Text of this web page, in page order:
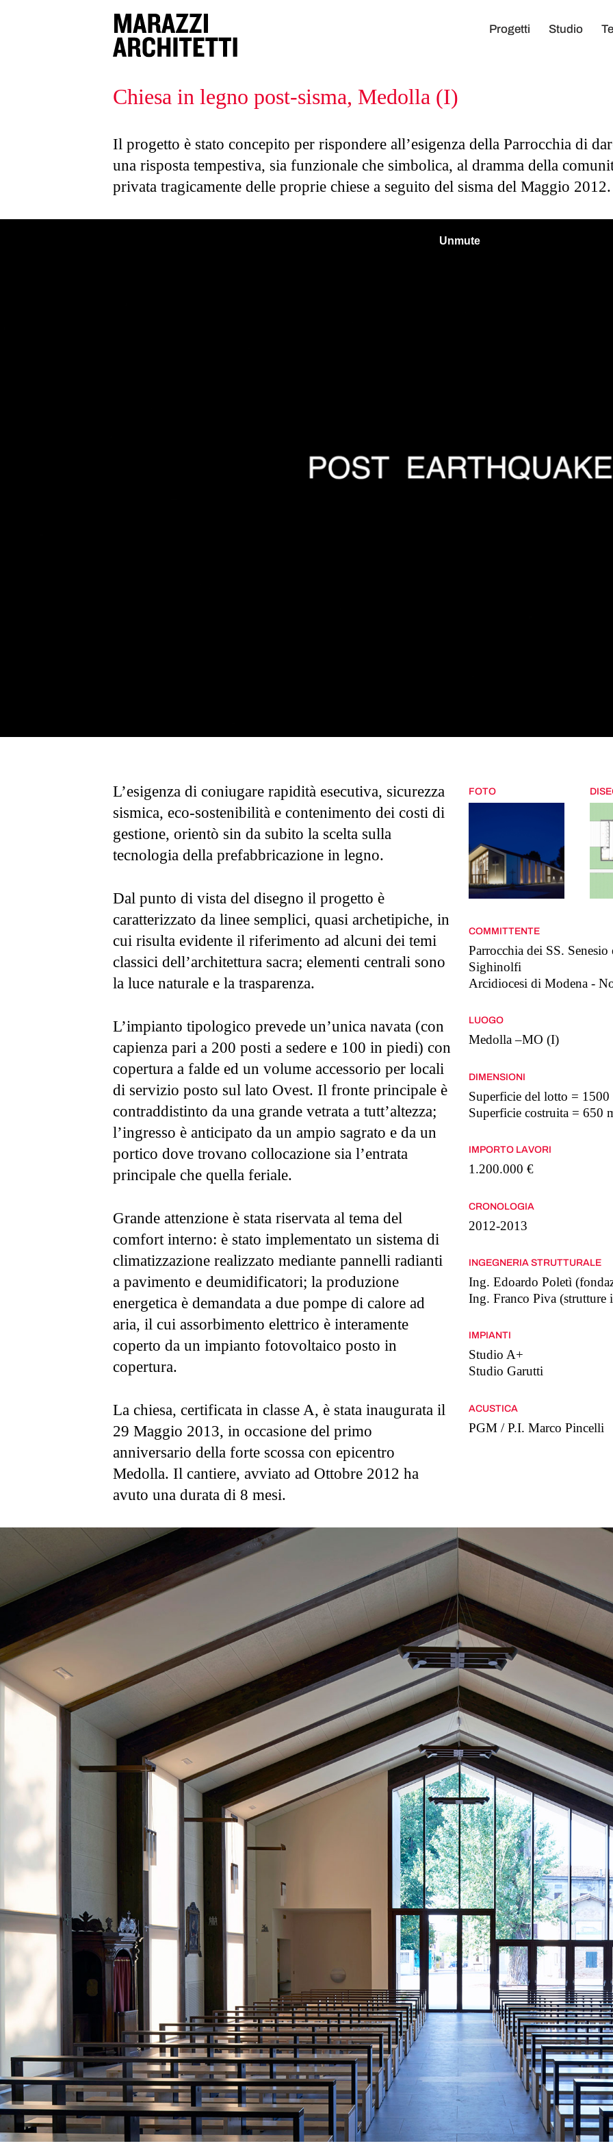
Progetti Studio
Chiesa in legno post-sisma, Medolla (I)
Il progetto è stato concepito per rispondere all’esigenza della Parrocchia di
una risposta tempestiva, sia funzionale che simbolica, al dramma della
privata tragicamente delle proprie chiese a seguito del sisma del Maggio 2012.
L’esigenza di coniugare rapidità esecutiva, sicurezza
sismica, eco-sostenibilità e contenimento dei costi di
gestione, orientò sin da subito la scelta sulla
tecnologia della prefabbricazione in legno.
Dal punto di vista del disegno il progetto è
caratterizzato da linee semplici, quasi archetipiche, in
cui risulta evidente il riferimento ad alcuni dei temi
classici dell’architettura sacra; elementi centrali sono
la luce naturale e la trasparenza.
L’impianto tipologico prevede un’unica navata (con
capienza pari a 200 posti a sedere e 100 in piedi) con
copertura a falde ed un volume accessorio per locali
di servizio posto sul lato Ovest. Il fronte principale è
contraddistinto da una grande vetrata a tutt’altezza;
l’ingresso è anticipato da un ampio sagrato e da un
portico dove trovano collocazione sia l’entrata
principale che quella feriale.
Grande attenzione è stata riservata al tema del
comfort interno: è stato implementato un sistema di
climatizzazione realizzato mediante pannelli radianti
a pavimento e deumidificatori; la produzione
energetica è demandata a due pompe di calore ad
aria, il cui assorbimento elettrico è interamente
coperto da un impianto fotovoltaico posto in
copertura.
La chiesa, certificata in classe A, è stata inaugurata il
29 Maggio 2013, in occasione del primo
anniversario della forte scossa con epicentro
Medolla. Il cantiere, avviato ad Ottobre 2012 ha
avuto una durata di 8 mesi.
FOTO
COMMITTENTE
Parrocchia dei SS.
Sighinolfi
Arcidiocesi di Modena -
LUOGO
Medolla –MO (I)
DIMENSIONI
Superficie del lotto = 1500
Superficie costruita = 650
IMPORTO LAVORI
1.200.000 €
CRONOLOGIA
2012-2013
INGEGNERIA STRUTTURALE
Ing. Edoardo Poletì
Ing. Franco Piva (strutture
IMPIANTI
Studio A+
Studio Garutti
ACUSTICA
PGM / P.I. Marco Pincelli